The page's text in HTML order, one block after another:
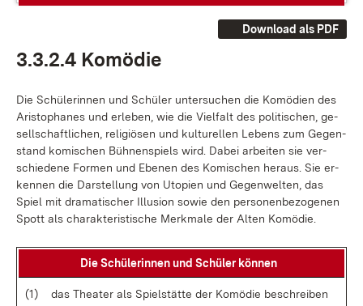
Download als PDF
3.3.2.4 Ko­mö­die
Die Schü­le­rin­nen und Schü­ler un­ter­su­chen die Ko­mö­di­en des
Aris­to­pha­nes und er­le­ben, wie die Viel­falt des po­li­ti­schen, ge­
sell­schaft­li­chen, re­li­giö­sen und kul­tu­rel­len Le­bens zum Ge­gen­
stand ko­mi­schen Büh­nen­spiels wird. Da­bei ar­bei­ten sie ver­
schie­de­ne For­men und Ebe­nen des Ko­mi­schen her­aus. Sie er­
ken­nen die Dar­stel­lung von Uto­pi­en und Ge­gen­wel­ten, das
Spiel mit dra­ma­ti­scher Il­lu­si­on so­wie den per­so­nen­be­zo­ge­nen
Spott als cha­rak­te­ris­ti­sche Merk­ma­le der Al­ten Ko­mö­die.
Die Schü­le­rin­nen und Schü­ler kön­nen
(1) das Thea­ter als Spiel­stät­te der Ko­mö­die be­schrei­ben